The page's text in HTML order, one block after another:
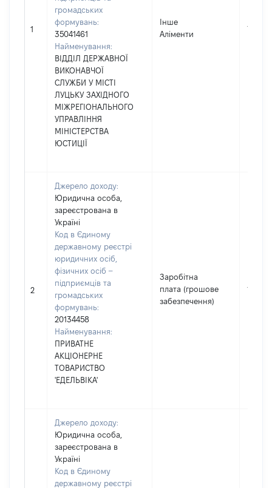
1
громадських
формувань:
35041461
Найменування:
ВІДДІЛ ДЕРЖАВНОЇ
ВИКОНАВЧОЇ
СЛУЖБИ У МІСТІ
ЛУЦЬКУ ЗАХІДНОГО
МІЖРЕГІОНАЛЬНОГО
УПРАВЛІННЯ
МІНІСТЕРСТВА
ЮСТИЦІЇ
Інше
Аліменти
10494
2
Джерело доходу:
Юридична особа,
зареєстрована в
Україні
Код в Єдиному
державному реєстрі
юридичних осіб,
фізичних осіб –
підприємців та
громадських
формувань:
20134458
Найменування:
ПРИВАТНЕ
АКЦІОНЕРНЕ
ТОВАРИСТВО
'ЕДЕЛЬВІКА'
Заробітна
плата (грошове
забезпечення)
11576
Джерело доходу:
Юридична особа,
зареєстрована в
Україні
Код в Єдиному
державному реєстрі